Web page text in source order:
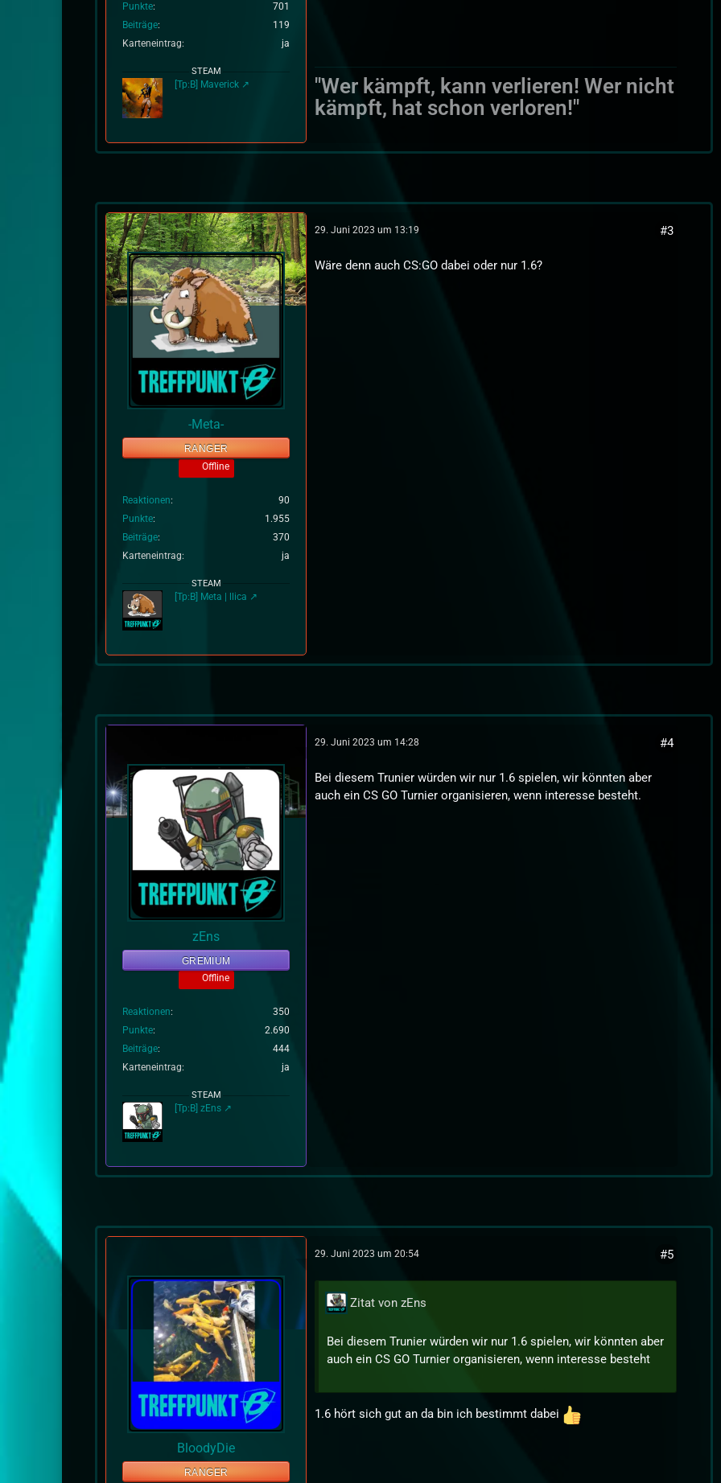
Punkte
701
Beiträge
119
Karteneintrag
ja
STEAM
[Tp:B] Maverick
"Wer kämpft, kann verlieren! Wer nicht
kämpft, hat schon verloren!"
-Meta-
RANGER
Offline
Reaktionen
90
Punkte
1.955
Beiträge
370
Karteneintrag
ja
STEAM
[Tp:B] Meta | llica
29. Juni 2023 um 13:19 #3
Wäre denn auch CS:GO dabei oder nur 1.6?
zEns
GREMIUM
Offline
Reaktionen
350
Punkte
2.690
Beiträge
444
Karteneintrag
ja
STEAM
[Tp:B] zEns
29. Juni 2023 um 14:28 #4
Bei diesem Trunier würden wir nur 1.6 spielen, wir könnten aber
auch ein CS GO Turnier organisieren, wenn interesse besteht.
BloodyDie
RANGER
29. Juni 2023 um 20:54 #5
Zitat von zEns
Bei diesem Trunier würden wir nur 1.6 spielen, wir könnten aber
auch ein CS GO Turnier organisieren, wenn interesse besteht
1.6 hört sich gut an da bin ich bestimmt dabei